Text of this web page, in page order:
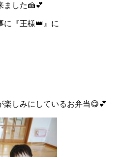
ました🍰💕
に『王様👑』に
楽しみにしているお弁当😋💕